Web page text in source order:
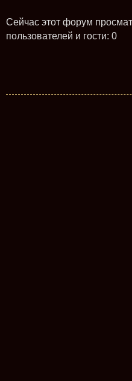
Сейчас этот форум
пользователей и гости: 0